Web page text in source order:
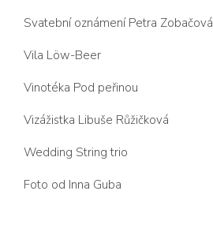
Svatební oznámení Petra Zobačová
Vila Löw-Beer
Vinotéka Pod peřinou
Vizážistka Libuše Růžičková
Wedding String trio
Foto od Inna Guba